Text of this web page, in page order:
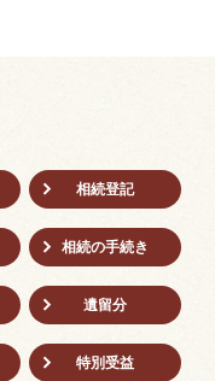
相続登記
相続の⼿続き
遺留分
特別受益